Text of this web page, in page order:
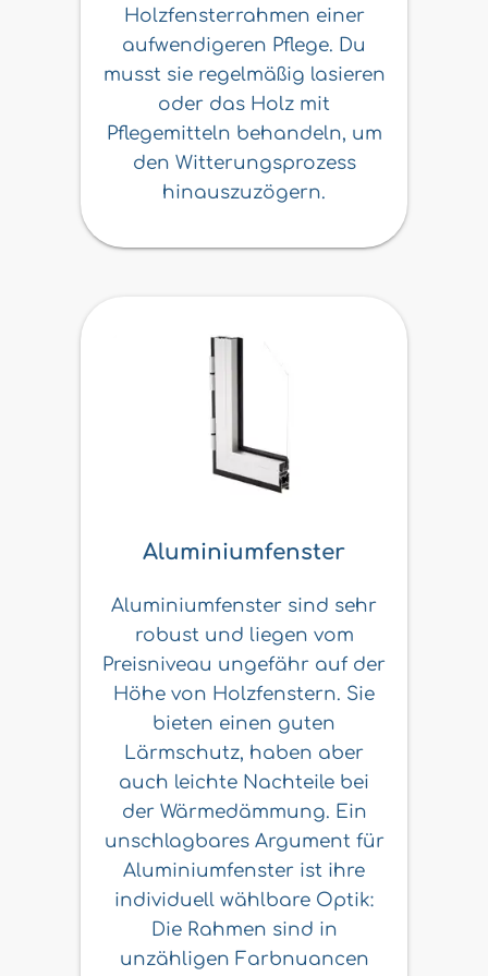
Holzfensterrahmen einer
aufwendigeren Pflege. Du
musst sie regelmäßig lasieren
oder das Holz mit
Pflegemitteln behandeln, um
den Witterungsprozess
hinauszuzögern.
Aluminiumfenster
Aluminiumfenster sind sehr
robust und liegen vom
Preisniveau ungefähr auf der
Höhe von Holzfenstern. Sie
bieten einen guten
Lärmschutz, haben aber
auch leichte Nachteile bei
der Wärmedämmung. Ein
unschlagbares Argument für
Aluminiumfenster ist ihre
individuell wählbare Optik:
Die Rahmen sind in
unzähligen Farbnuancen